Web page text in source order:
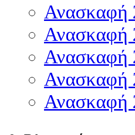
Ανασκαφή
Ανασκαφή
Ανασκαφή
Ανασκαφή
Ανασκαφή